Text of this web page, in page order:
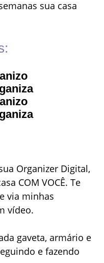
sua casa
Organizer Digital,
COM VOCÊ. Te
via minhas
vídeo.
gaveta, armário e
e fazendo